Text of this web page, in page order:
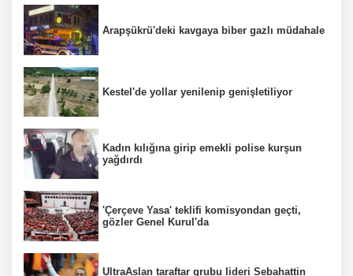
Arapşükrü'deki kavgaya biber gazlı müdahale
Kestel'de yollar yenilenip genişletiliyor
Kadın kılığına girip emekli polise kurşun
yağdırdı
'Çerçeve Yasa' teklifi komisyondan geçti,
gözler Genel Kurul'da
UltraAslan taraftar grubu lideri Sebahattin